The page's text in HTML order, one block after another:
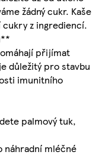
žádný cukr. Kaše
z ingrediencí.
přijímat
důležitý pro stavbu
imunitního
palmový tuk,
náhradní mléčné